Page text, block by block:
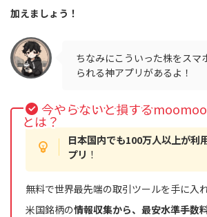
加えましょう！
ちなみにこういった株をスマ
られる神アプリがあるよ！
今やらないと損する
とは？
日本国内でも100万人以上が利
プリ ！
無料で世界最先端の取引ツールを手に入
米国銘柄の情報収集から、最安水準手数